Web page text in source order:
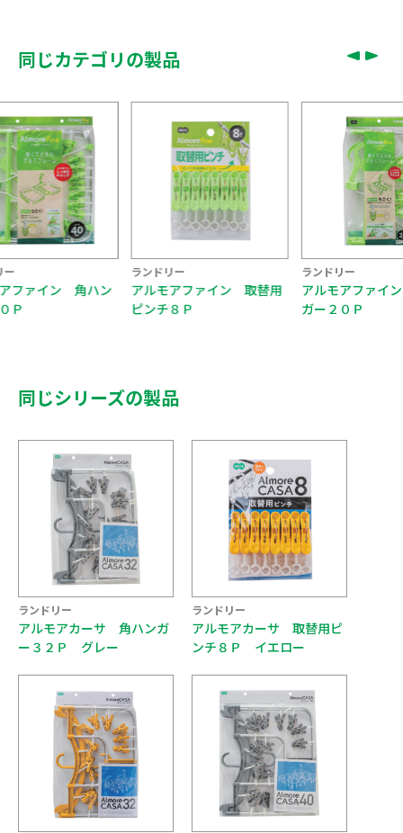
同じカテゴリの製品
ファイン 角ハン
Ｐ
ランドリー
アルモアファイン 取替用
ピンチ８Ｐ
ランドリー
アルモアファイ
ガー２０Ｐ
同じシリーズの製品
ランドリー
アルモアカーサ 角ハンガ
ー３２Ｐ グレー
ランドリー
アルモアカーサ 取替用ピ
ンチ８Ｐ イエロー